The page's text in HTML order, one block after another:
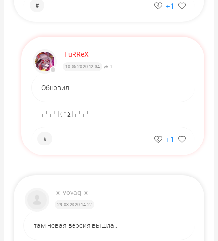
# +1
FuRReX
10.05.2020 12:34 1
Обновил.
┬┴┬┴┤( ͡° ͜ʖ├┬┴┬┴
# +1
x_vovaq_x
29.03.2020 14:27
там новая версия вышла..